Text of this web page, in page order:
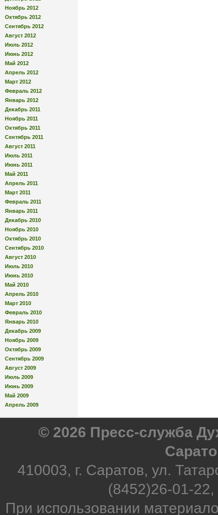
Ноябрь 2012
Октябрь 2012
Сентябрь 2012
Август 2012
Июль 2012
Июнь 2012
Май 2012
Апрель 2012
Март 2012
Февраль 2012
Январь 2012
Декабрь 2011
Ноябрь 2011
Октябрь 2011
Сентябрь 2011
Август 2011
Июль 2011
Июнь 2011
Май 2011
Апрель 2011
Март 2011
Февраль 2011
Январь 2011
Декабрь 2010
Ноябрь 2010
Октябрь 2010
Сентябрь 2010
Август 2010
Июль 2010
Июнь 2010
Май 2010
Апрель 2010
Март 2010
Февраль 2010
Январь 2010
Декабрь 2009
Ноябрь 2009
Октябрь 2009
Сентябрь 2009
Август 2009
Июль 2009
Июнь 2009
Май 2009
Апрель 2009
© 2026 Пресс-служба
410003, г. Саратов, ул.
(8452)26-01-
При использовании